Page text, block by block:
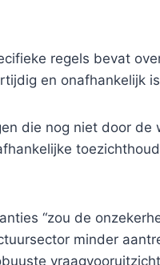
regels bevat
en onafhankelijk
die nog niet door de
“zou de
minder